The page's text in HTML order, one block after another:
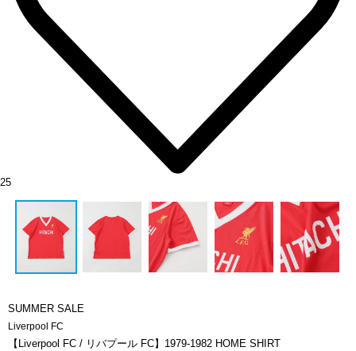
25
SUMMER SALE
Liverpool FC
【Liverpool FC / リバプール FC】1979-1982 HOME SHIRT